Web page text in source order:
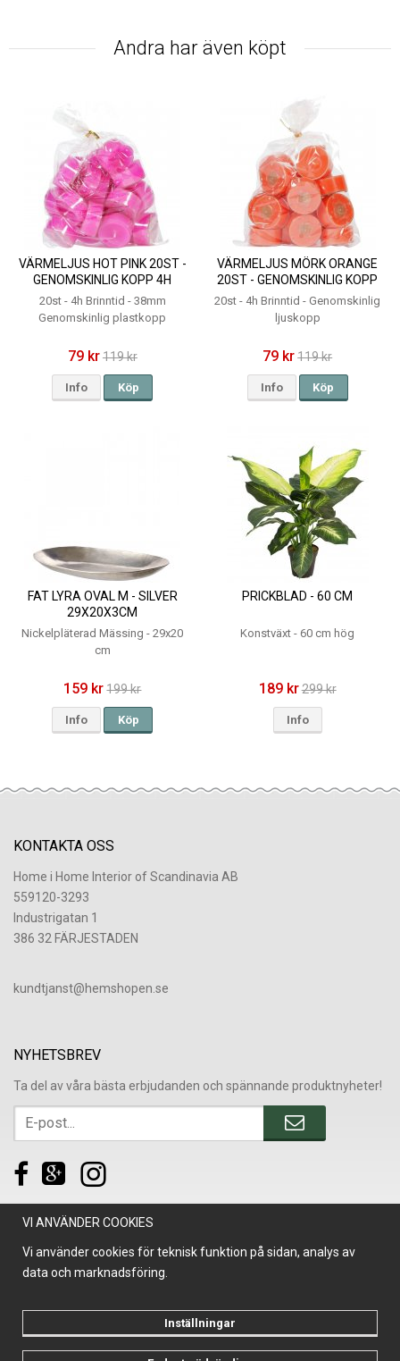
Andra har även köpt
VÄRMELJUS HOT PINK 20ST -
GENOMSKINLIG KOPP 4H
20st - 4h Brinntid - 38mm
Genomskinlig plastkopp
79 kr119 kr
Info Köp
VÄRMELJUS MÖRK ORANGE
20ST - GENOMSKINLIG KOPP
4H
20st - 4h Brinntid - Genomskinlig
ljuskopp
79 kr119 kr
Info Köp
FAT LYRA OVAL M - SILVER
29X20X3CM
Nickelpläterad Mässing - 29x20
cm
159 kr 199 kr
Info Köp
PRICKBLAD - 60 CM
Konstväxt - 60 cm hög
189 kr299 kr
Info
KONTAKTA OSS
Home i Home Interior of Scandinavia AB
559120-3293
Industrigatan 1
386 32 FÄRJESTADEN
​kundtjanst@hemshopen.se
NYHETSBREV
Ta del av våra bästa erbjudanden och spännande produktnyheter!
VI ANVÄNDER COOKIES
Vi använder cookies för teknisk funktion på sidan, analys av
data och marknadsföring.
Inställningar